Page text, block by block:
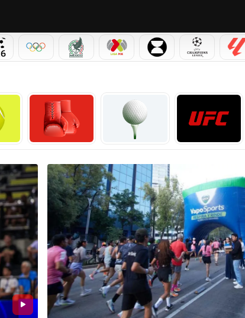
2026
OLÍMPICOSSELECCIÓN MEXICANA
LIGA MX LEAGUES CUP
Boxeo Golf UFC